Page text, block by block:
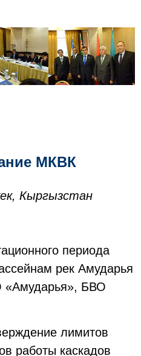
МКВК
Кыргызстан
периода
рек Амударья
«Амударья», БВО
лимитов
работы каскадов